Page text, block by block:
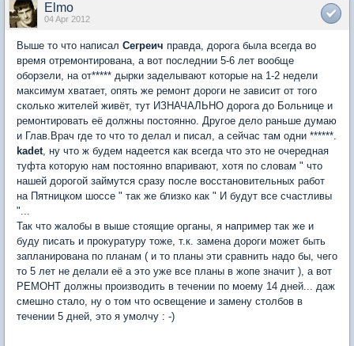
Elmo
04 Apr 2012
Выше то что написал Сегреич правда, дорога была всегда во
время отремонтирована, а вот последнии 5-6 лет вообще
оборзели, на от***** дырки заделывают которые на 1-2 недели
максимум хватает, опять же ремонт дороги не зависит от того
сколько жителей живёт, тут ИЗНАЧАЛЬНО дорога до Больнице и
ремонтировать её должны постоянно. Другое дело раньше думаю
и Глав.Врач где то что то делал и писал, а сейчас там одни ******.
kadet, ну что ж будем надеется как всегда что это не очередная
туфта которую нам постоянно впаривают, хотя по словам " что
нашей дорогой займутся сразу после восстановительных работ
на Пятницком шоссе " так же близко как " И будут все счастливы
"...
Так что жалобы в выше стоящие органы, я например так же и
буду писать и прокуратуру тоже, т.к. замена дороги может быть
запланирована по планам ( и то планы эти сравнить надо бы, чего
то 5 лет не делали её а это уже все планы в жопе значит ), а вот
РЕМОНТ должны производить в течении по моему 14 дней... даж
смешно стало, ну о том что освещение и замену столбов в
течении 5 дней, это я умолчу : -)